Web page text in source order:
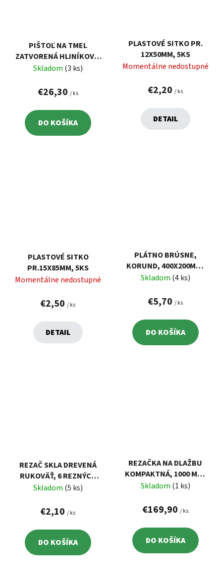
PIŠTOĽ NA TMEL
ZATVORENÁ HLINÍKOVÁ,
380MM
Skladom (3 ks)
€26,30 / ks
DO KOŠÍKA
PLASTOVÉ SITKO PR.
12X50MM, 5KS
Momentálne nedostupné
€2,20 / ks
DETAIL
PLASTOVÉ SITKO
PR.15X85MM, 5KS
Momentálne nedostupné
€2,50 / ks
DETAIL
PLÁTNO BRÚSNE,
KORUND, 400X200MM,
P16, KU ŠKRABÁKU
Skladom (4 ks)
€5,70 / ks
DO KOŠÍKA
REZAČ SKLA DREVENÁ
RUKOVÄŤ, 6 REZNÝCH
KOLIESOK
Skladom (5 ks)
€2,10 / ks
DO KOŠÍKA
REZAČKA NA DLAŽBU
KOMPAKTNÁ, 1000 MM,
25 PRIEMYSELNÝCH
Skladom (1 ks)
€169,90 / ks
DO KOŠÍKA